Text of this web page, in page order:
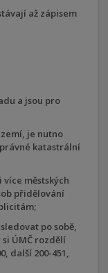
až zápisem
a jsou pro
je nutno
katastrální
městských
přidělování
po sobě,
ÚMČ rozdělí
další 200-451,